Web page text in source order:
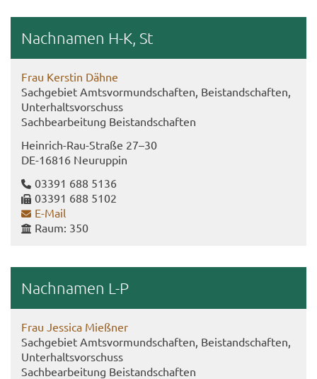
Nach­na­men H-K, St
Frau Kers­tin Dähne
Sach­ge­biet Amts­vor­mund­schaf­ten, Bei­stand­schaf­ten,
Un­ter­halts­vor­schuss
Sach­be­ar­bei­tung Bei­stand­schaf­ten
Heinrich-​Rau-Straße 27–30
DE-​16816 Neu­rup­pin
03391 688 5136
03391 688 5102
E-​Mail
Raum: 350
Nach­na­men L-P
Frau Jes­si­ca Mieß­ner
Sach­ge­biet Amts­vor­mund­schaf­ten, Bei­stand­schaf­ten,
Un­ter­halts­vor­schuss
Sach­be­ar­bei­tung Bei­stand­schaf­ten